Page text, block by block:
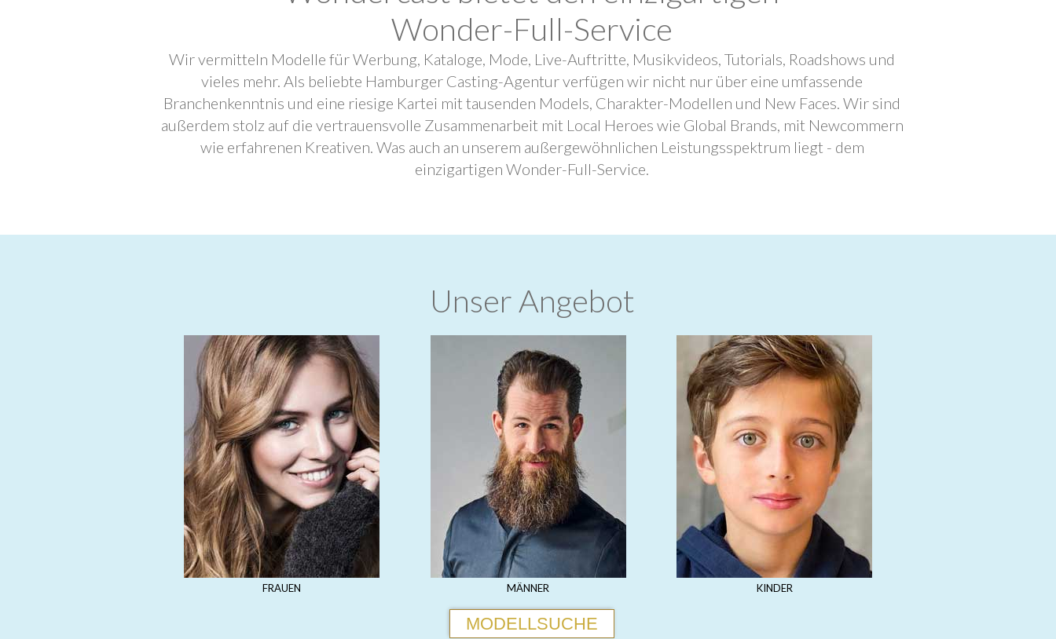
Wonder-Full-Service
Wir vermitteln Modelle für Werbung, Kataloge, Mode, Live-Auftritte, Musikvideos, Tutorials, Roadshows und
vieles mehr. Als beliebte Hamburger Casting-Agentur verfügen wir nicht nur über eine umfassende
Branchenkenntnis und eine riesige Kartei mit tausenden Models, Charakter-Modellen und New Faces. Wir sind
außerdem stolz auf die vertrauensvolle Zusammenarbeit mit Local Heroes wie Global Brands, mit Newcommern
wie erfahrenen Kreativen. Was auch an unserem außergewöhnlichen Leistungsspektrum liegt - dem
einzigartigen Wonder-Full-Service.
Unser Angebot
FRAUEN MÄNNER KINDER
MODELLSUCHE